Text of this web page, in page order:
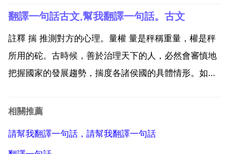
出入很多。經受住風雨，不要回頭看那些過去。或者說
的字面一點，經受住風雨並且不要去回望當你的標語 旗
幟 橫幅...
翻譯一句話古文,幫我翻譯一句話。古文
註釋 揣 推測對方的心理。量權 量是秤稱重量，權是秤
所用的砣。古時候，善於治理天下的人，必然會審慎地
把握國家的發展趨勢，揣度各諸侯國的具體情形。如果
國的強弱情況。如果不能周密地揣度形勢，便不知道個
相關推薦
請幫我翻譯一句話，請幫我翻譯一句話